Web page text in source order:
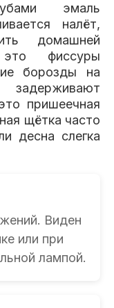
эмаль
налёт,
домашней
фиссуры
борозды на
задерживают
пришеечная
щётка часто
десна слегка
Виден
или при
лампой.